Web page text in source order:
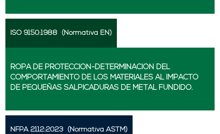
ISO 9150:1988 (Normativa EN)
ROPA DE PROTECCIÓN-DETERMINACIÓN DEL
COMPORTAMIENTO DE LOS MATERIALES AL IMPACTO
DE PEQUEÑAS SALPICADURAS DE METAL FUNDIDO.
NFPA 2112:2023 (Normativa ASTM)